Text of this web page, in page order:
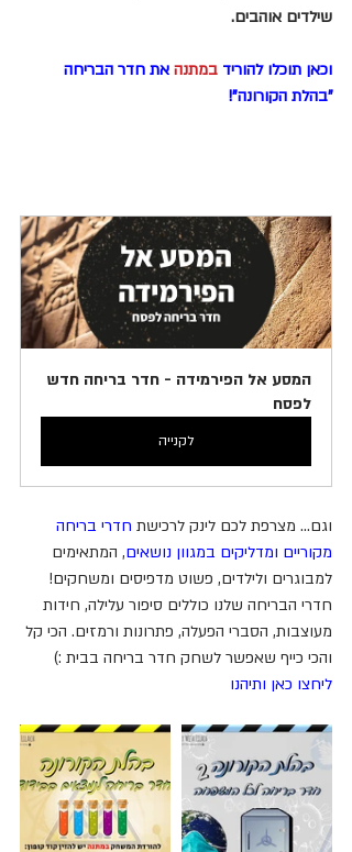
שילדים אוהבים.
וכאן תוכלו להוריד במתנה את חדר הבריחה
"בהלת הקורונה"!
המסע אל הפירמידה - חדר בריחה חדש
לפסח
לקנייה
וגם... מצרפת לכם לינק לרכישת חדרי בריחה
מקוריים ומדליקים במגוון נושאים, המתאימים
למבוגרים ולילדים, פשוט מדפיסים ומשחקים!
חדרי הבריחה שלנו כוללים סיפור עלילה, חידות
מעוצבות, הסברי הפעלה, פתרונות ורמזים. הכי קל
והכי כייף שאפשר לשחק חדר בריחה בבית :)
ליחצו כאן ותיהנו